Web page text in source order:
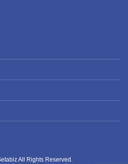
All Rights Reserved.